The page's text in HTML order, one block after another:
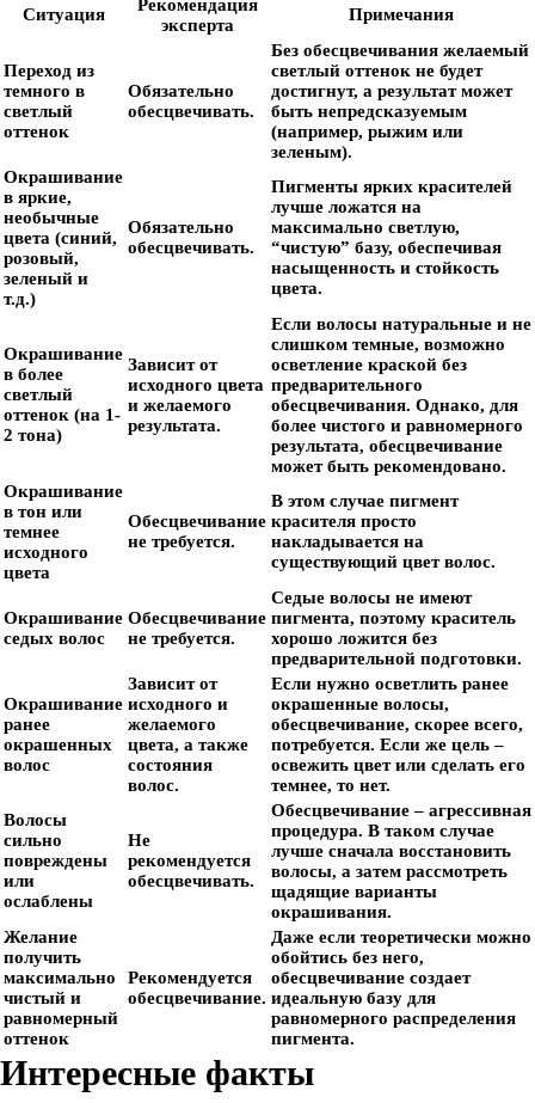
Ситуация
Рекомендация
эксперта
Примечания
Переход из
темного в
светлый
оттенок
Обязательно
обесцвечивать.
Без обесцвечивания желаемый
светлый оттенок не будет
достигнут, а результат может
быть непредсказуемым
(например, рыжим или
зеленым).
Окрашивание
в яркие,
необычные
цвета (синий,
розовый,
зеленый и
т.д.)
Обязательно
обесцвечивать.
Пигменты ярких красителей
лучше ложатся на
максимально светлую,
“чистую” базу, обеспечивая
насыщенность и стойкость
цвета.
Окрашивание
в более
светлый
оттенок (на 1-
2 тона)
Зависит от
исходного цвета
и желаемого
результата.
Если волосы натуральные и не
слишком темные, возможно
осветление краской без
предварительного
обесцвечивания. Однако, для
более чистого и равномерного
результата, обесцвечивание
может быть рекомендовано.
Окрашивание
в тон или
темнее
исходного
цвета
Обесцвечивание
не требуется.
В этом случае пигмент
красителя просто
накладывается на
существующий цвет волос.
Окрашивание
седых волос
Обесцвечивание
не требуется.
Седые волосы не имеют
пигмента, поэтому краситель
хорошо ложится без
предварительной подготовки.
Окрашивание
ранее
окрашенных
волос
Зависит от
исходного и
желаемого
цвета, а также
состояния
волос.
Если нужно осветлить ранее
окрашенные волосы,
обесцвечивание, скорее всего,
потребуется. Если же цель –
освежить цвет или сделать его
темнее, то нет.
Волосы
сильно
повреждены
или
ослаблены
Не
рекомендуется
обесцвечивать.
Обесцвечивание – агрессивная
процедура. В таком случае
лучше сначала восстановить
волосы, а затем рассмотреть
щадящие варианты
окрашивания.
Желание
получить
максимально
чистый и
равномерный
оттенок
Рекомендуется
обесцвечивание.
Даже если теоретически можно
обойтись без него,
обесцвечивание создает
идеальную базу для
равномерного распределения
пигмента.
Интересные факты